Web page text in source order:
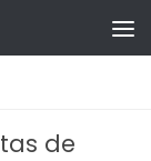
de